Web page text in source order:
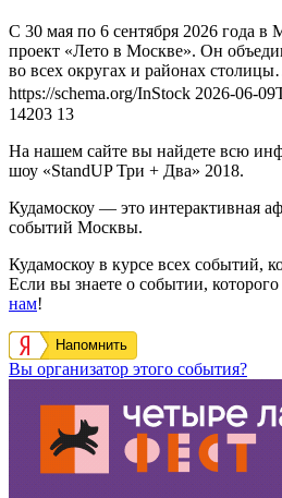
С 30 мая по 6 сентября 2026 года в
проект «Лето в Москве». Он
во всех округах и районах
https://schema.org/InStock 2026-06-
14203 13
На нашем сайте вы найдете всю
шоу «StandUP Три + Два» 2018.
Кудамоскоу — это интерактивная
событий Москвы.
Кудамоскоу в курсе всех событий,
Если вы знаете о событии, которого
нам!
Напомнить
Вы организатор этого события?